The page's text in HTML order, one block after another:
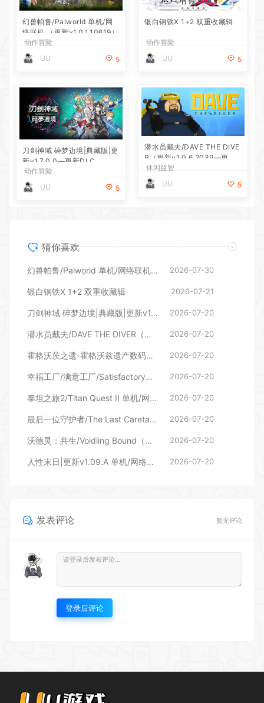
幻兽帕鲁/Palworld 单机/网
络联机 （更新v1.0.1.10619）
动作冒险
UU
5
银白钢铁X 1+2 双重收藏辑
动作冒险
UU
5
刀剑神域 碎梦边境|典藏版|更
新v1.7.0.0—更新DLC
动作冒险
UU
5
潜水员戴夫/DAVE THE DIVE
R（更新v1.0.6.2039—更新D
LC）
休闲益智
UU
5
猜你喜欢
幻兽帕鲁/Palworld 单机/网络联机 （更新v1.0.1.10619） 2026-07-30
银白钢铁X 1+2 双重收藏辑 2026-07-21
刀剑神域 碎梦边境|典藏版|更新v1.7.0.0—更新DLC 2026-07-20
潜水员戴夫/DAVE THE DIVER（更新v1.0.6.2039—更新DLC） 2026-07-20
霍格沃茨之遗-霍格沃兹遗产数码豪华版（更新v1613387） 2026-07-20
幸福工厂/满意工厂/Satisfactory（更新v1.2.3.1 单机/网络联机） 2026-07-20
泰坦之旅2/Titan Quest II 单机/网络联机 更新v0.6.0.131864 2026-07-20
最后一位守护者/The Last Caretaker （更新v0.8.0.612115） 2026-07-20
沃德灵：共生/Voidling Bound（更新 v76319） 2026-07-20
人性末日|更新v1.09.A 单机/网络联机 单机/网络联机 |HumanitZ 2026-07-20
发表评论 暂无评论
登录后评论